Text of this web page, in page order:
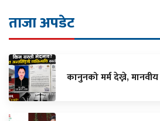
ताजा अपडेट
कानुनको मर्म देख्ने,